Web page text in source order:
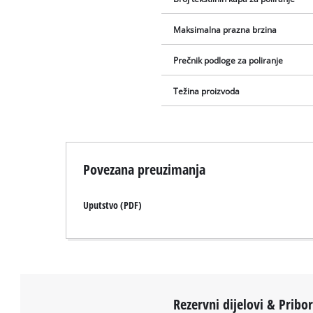
Maksimalna prazna brzina
Prečnik podloge za poliranje
Težina proizvoda
Povezana preuzimanja
Uputstvo (PDF)
Rezervni dijelovi & Pribor